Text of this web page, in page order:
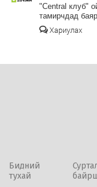
"Central клуб"
тамирчдад баяр
Хариулах
Бидний
тухай